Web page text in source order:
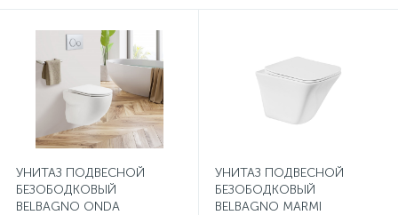
УНИТАЗ ПОДВЕСНОЙ
БЕЗОБОДКОВЫЙ
BELBAGNO ONDA
УНИТАЗ ПОДВЕСНОЙ
БЕЗОБОДКОВЫЙ
BELBAGNO MARMI
Оплата и доставка
Контакты
Сифоны
Душевые гарнитуры
Штуцеры
Скрытого монтажа